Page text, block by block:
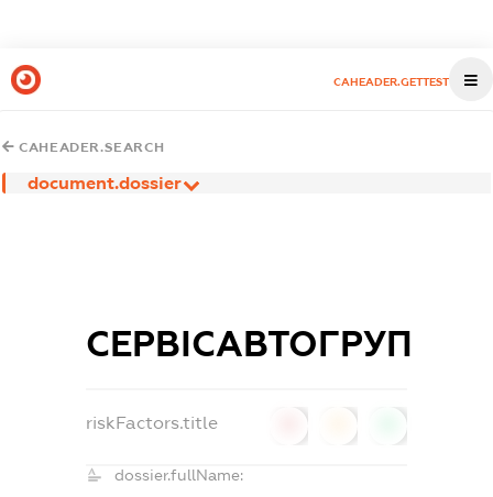
CAHEADER.GETTEST
CAHEADER.SEARCH
document.dossier
СЕРВІСАВТОГРУП
riskFactors.title
dossier.fullName: